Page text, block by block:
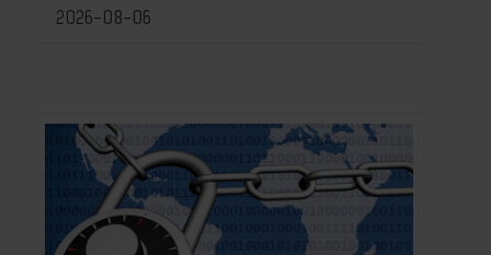
2026-08-06